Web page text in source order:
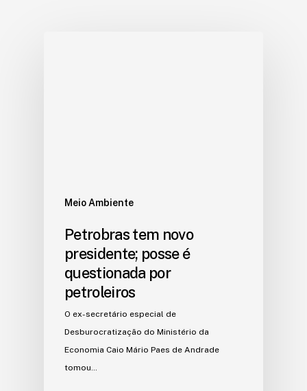
Meio Ambiente
Petrobras tem novo
presidente; posse é
questionada por
petroleiros
O ex-secretário especial de
Desburocratização do Ministério da
Economia Caio Mário Paes de Andrade
tomou…